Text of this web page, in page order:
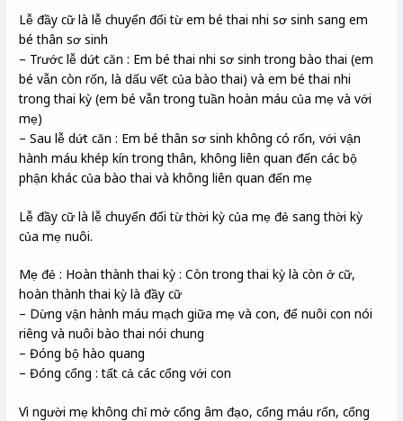
Lễ đầy cữ là lễ chuyển đổi từ em bé thai nhi sơ sinh sang em
bé thân sơ sinh
– Trước lễ dứt căn : Em bé thai nhi sơ sinh trong bào thai (em
bé vẫn còn rốn, là dấu vết của bào thai) và em bé thai nhi
trong thai kỳ (em bé vẫn trong tuần hoàn máu của mẹ và với
mẹ)
– Sau lễ dứt căn : Em bé thân sơ sinh không có rốn, với vận
hành máu khép kín trong thân, không liên quan đến các bộ
phận khác của bào thai và không liên quan đến mẹ
Lễ đầy cữ là lễ chuyển đổi từ thời kỳ của mẹ đẻ sang thời kỳ
của mẹ nuôi.
Mẹ đẻ : Hoàn thành thai kỳ : Còn trong thai kỳ là còn ở cữ,
hoàn thành thai kỳ là đầy cữ
– Dừng vận hành máu mạch giữa mẹ và con, để nuôi con nói
riêng và nuôi bào thai nói chung
– Đóng bộ hào quang
– Đóng cổng : tất cả các cổng với con
Vì người mẹ không chỉ mở cổng âm đạo, cổng máu rốn, cổng